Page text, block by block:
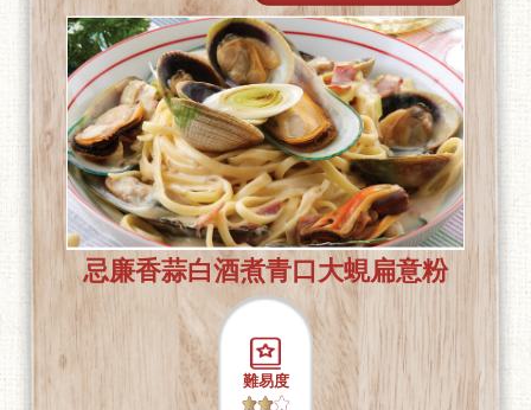
忌廉香蒜白酒煮青口大蜆扁意粉
難易度